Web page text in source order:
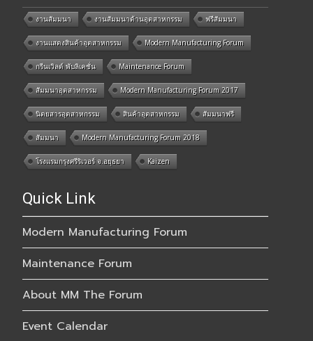
งานสัมมนา งานสัมมนาด้านอุตสาหกรรม ฟรีสัมมนา
งานแสดงสินค้าอุตสาหกรรม Modern Manufacturing Forum
กรีนเวิลด์ พับลิเคชั่น Maintenance Forum
สัมมนาอุตสาหกรรม Modern Manufacturing Forum 2017
นิตยสารอุตสาหกรรม สินค้าอุตสาหกรรม สัมมนาฟรี
สัมมนา Modern Manufacturing Forum 2018
โรงแรมกรุงศรีริเวอร์ จ.อยุธยา Kaizen
Quick Link
Modern Manufacturing Forum
Maintenance Forum
About MM The Forum
Event Calendar